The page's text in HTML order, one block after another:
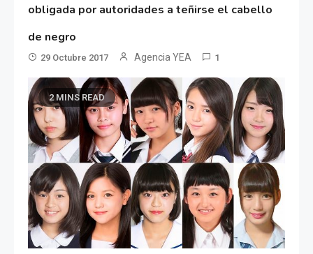
obligada por autoridades a teñirse el cabello
de negro
29 Octubre 2017 Agencia YEA 1
2 MINS READ